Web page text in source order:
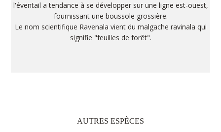
l'éventail a tendance à se développer sur une ligne est-ouest,
fournissant une boussole grossière.
Le nom scientifique Ravenala vient du malgache ravinala qui
signifie "feuilles de forêt".
AUTRES ESPÈCES